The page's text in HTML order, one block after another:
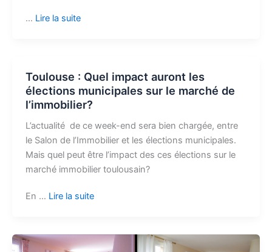
… Lire la suite
Toulouse : Quel impact auront les
élections municipales sur le marché de
l’immobilier?
L’actualité de ce week-end sera bien chargée, entre
le Salon de l’Immobilier et les élections municipales.
Mais quel peut être l’impact des ces élections sur le
marché immobilier toulousain?
En … Lire la suite